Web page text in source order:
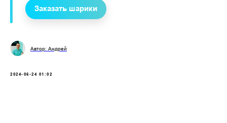
Заказать шарики
Автор: Андрей
2024-06-24 01:02